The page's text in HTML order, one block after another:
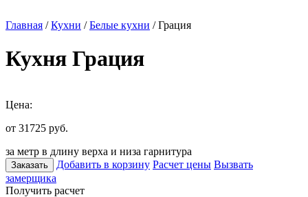
Главная /Кухни /Белые кухни / Грация
Кухня Грация
Цена:
от 31725 руб.
за метр в длину верха и низа гарнитура
Заказать Добавить в корзину Расчет цены Вызвать
замерщика
Получить расчет